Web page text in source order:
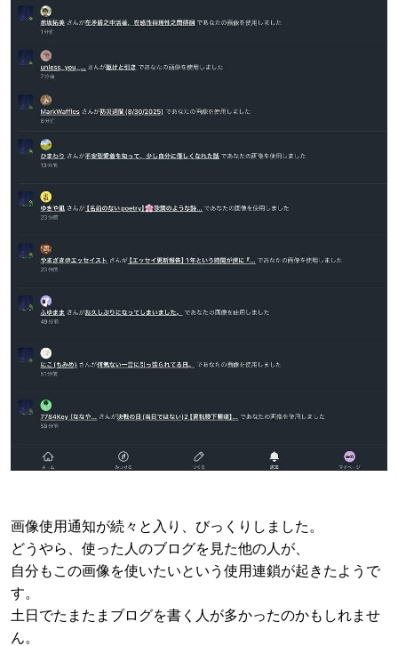
画像使用通知が続々と入り、びっくりしました。
どうやら、使った人のブログを見た他の人が、
自分もこの画像を使いたいという使用連鎖が起きたようで
す。
土日でたまたまブログを書く人が多かったのかもしれませ
ん。